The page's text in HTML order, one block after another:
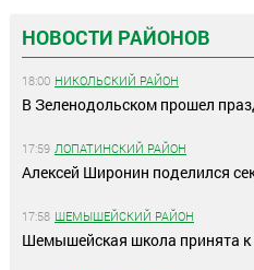
НОВОСТИ РАЙОНОВ
18:00 НИКОЛЬСКИЙ РАЙОН
В Зеленодольском прошел
17:59 ЛОПАТИНСКИЙ РАЙОН
Алексей Широнин поделился
17:58 ШЕМЫШЕЙСКИЙ РАЙОН
Шемышейская школа принята к